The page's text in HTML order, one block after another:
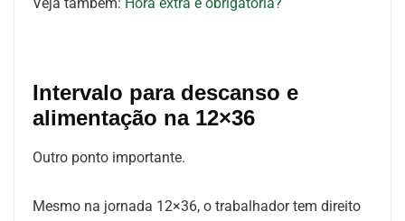
Intervalo para descanso e
alimentação na 12×36
Outro ponto importante.
Mesmo na jornada 12×36, o trabalhador tem direito